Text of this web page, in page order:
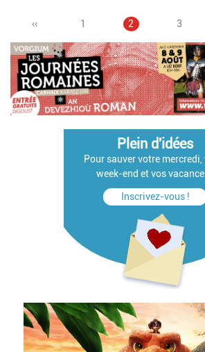
Pagination
Page
‹‹ Page
1
Page
2 Page
3
Plein d'idées
Pour sauver votre mercredi,
week-end et vos
Inscrivez-vous !